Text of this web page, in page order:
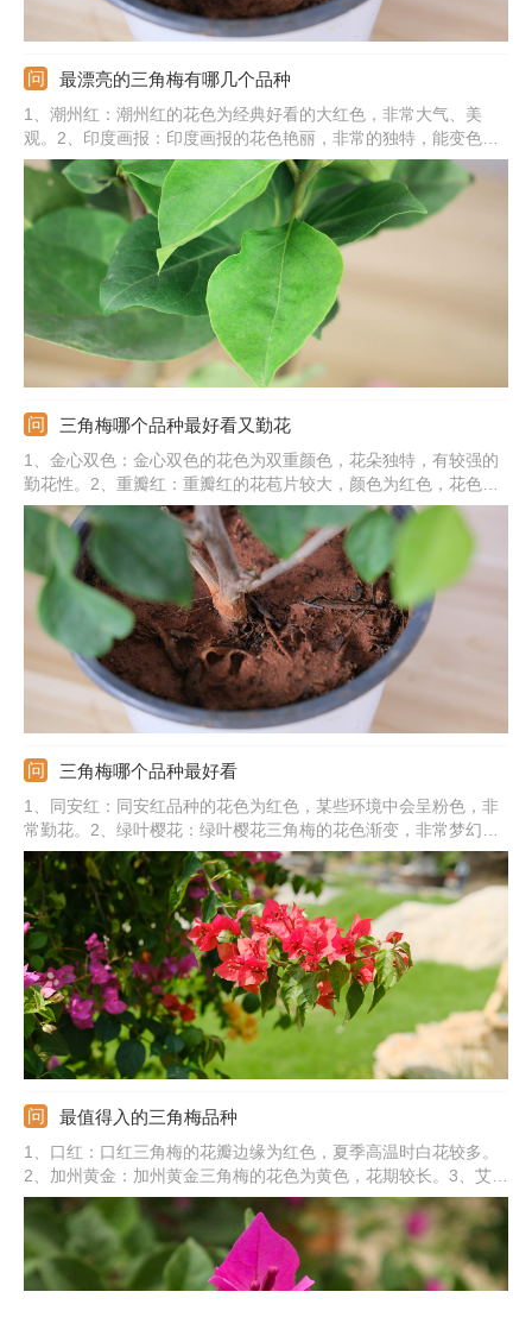
最漂亮的三角梅有哪几个品种
1、潮州红：潮州红的花色为经典好看的大红色，非常大气、美
观。2、印度画报：印度画报的花色艳丽，非常的独特，能变色。
3、云南大紫：云南大紫花色为纯正的紫色，饱和度很高，非常勤
花。4、口红：口红刚开花时为淡粉色，之后颜色逐渐加深。5、其
他：还有西施怡锦、金心双色、漳州红缨、加州黄金、同安红、红
粉佳人等。
三角梅哪个品种最好看又勤花
1、金心双色：金心双色的花色为双重颜色，花朵独特，有较强的
勤花性。2、重瓣红：重瓣红的花苞片较大，颜色为红色，花色亮
丽。3、加州黄金：加州黄金开黄花，花色鲜艳，非常勤花。4、绿
叶樱花：绿叶樱花的花色渐变，颜色呈渐变粉绿色。5、其他：还
有红粉佳人、变色龙、塔黄、安格斯、口红、红樱、同安红等。
三角梅哪个品种最好看
1、同安红：同安红品种的花色为红色，某些环境中会呈粉色，非
常勤花。2、绿叶樱花：绿叶樱花三角梅的花色渐变，非常梦幻，
开花很勤。3、重瓣红：重瓣红品种为红色，花色亮丽好看。4、金
心双色：金心双色三角梅在一株上同时有白色、红色的叶状苞。
5、其他：还有鸳鸯、漳州红缨、重瓣粉、印度画报、加州黄金等
品种。
最值得入的三角梅品种
1、口红：口红三角梅的花瓣边缘为红色，夏季高温时白花较多。
2、加州黄金：加州黄金三角梅的花色为黄色，花期较长。3、艾娃
夫人：艾娃夫人的花朵为重瓣，花色艳丽多彩，花色为粉红色或玫
瑰红色。4、暗斑夕阳红：暗斑夕阳红随着光照增强，花色会更偏
向橙色。5、其他：还有洒金叶橙、洒金叶粉、金心双色、金斑大
红等。